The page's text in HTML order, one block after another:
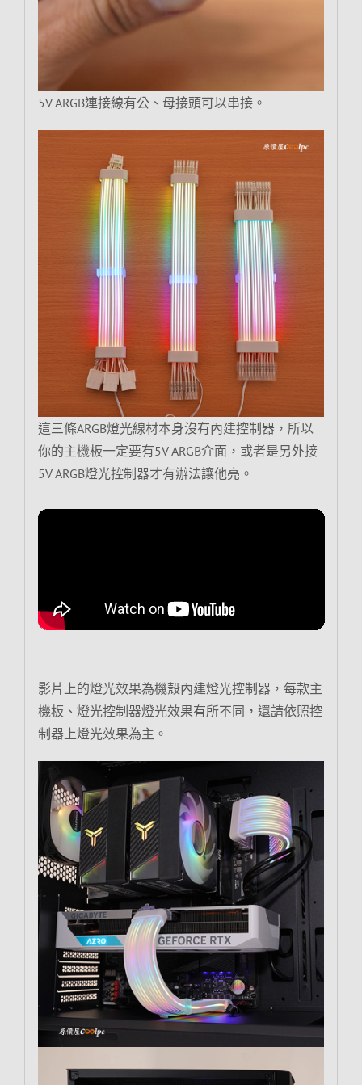
5V ARGB連接線有公、母接頭可以串接。
這三條ARGB燈光線材本身沒有內建控制器，所以
你的主機板一定要有5V ARGB介面，或者是另外接
5V ARGB燈光控制器才有辦法讓他亮。
影片上的燈光效果為機殼內建燈光控制器，每款主
機板、燈光控制器燈光效果有所不同，還請依照控
制器上燈光效果為主。